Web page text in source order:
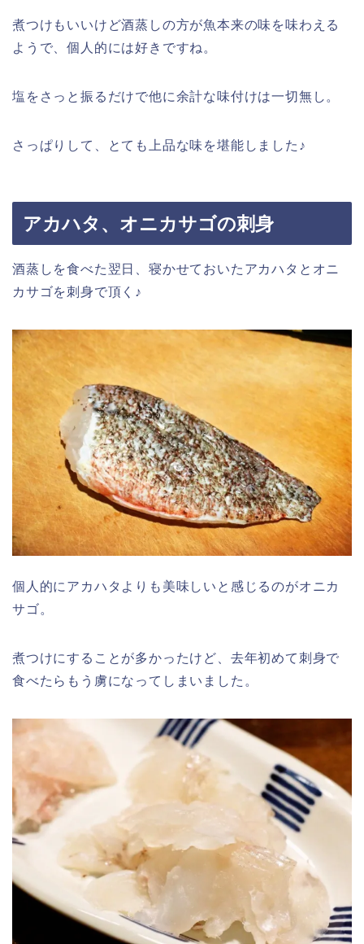
煮つけもいいけど酒蒸しの方が魚本来の味を味わえる
ようで、個人的には好きですね。
塩をさっと振るだけで他に余計な味付けは一切無し。
さっぱりして、とても上品な味を堪能しました♪
アカハタ、オニカサゴの刺身
酒蒸しを食べた翌日、寝かせておいたアカハタとオニ
カサゴを刺身で頂く♪
個人的にアカハタよりも美味しいと感じるのがオニカ
サゴ。
煮つけにすることが多かったけど、去年初めて刺身で
食べたらもう虜になってしまいました。